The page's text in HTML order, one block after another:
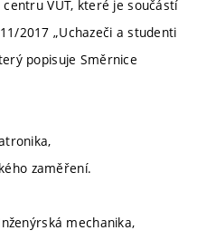
VUT, které je součástí
2017 „Uchazeči a studenti
popisuje Směrnice
zaměření.
mechanika,